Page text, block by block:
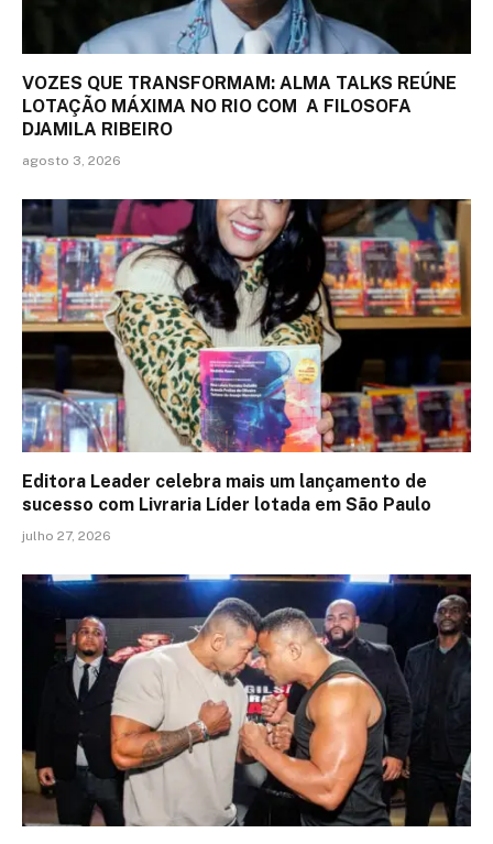
VOZES QUE TRANSFORMAM: ALMA TALKS REÚNE
LOTAÇÃO MÁXIMA NO RIO COM A FILOSOFA
DJAMILA RIBEIRO
agosto 3, 2026
Editora Leader celebra mais um lançamento de
sucesso com Livraria Líder lotada em São Paulo
julho 27, 2026